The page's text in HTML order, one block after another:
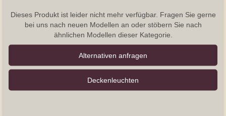
Dieses Produkt ist leider nicht mehr verfügbar. Fragen Sie gerne
bei uns nach neuen Modellen an oder stöbern Sie nach
ähnlichen Modellen dieser Kategorie.
Alternativen anfragen
Decken­leuchten